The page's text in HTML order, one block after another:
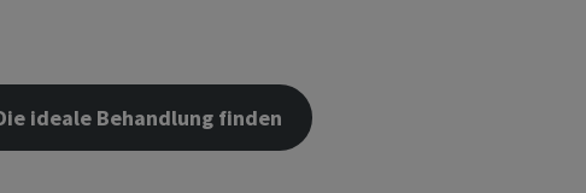
ideale Behandlung finden